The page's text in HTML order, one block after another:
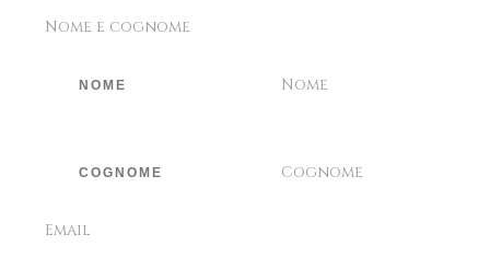
Nome e cognome
Nome
Cognome
Email